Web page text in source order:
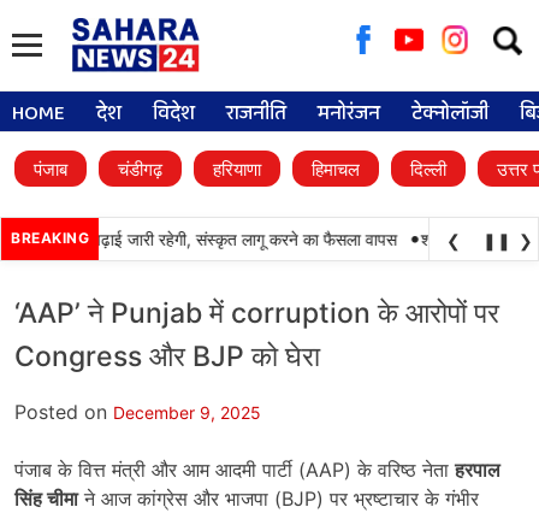
for:
HOME देश विदेश राजनीति मनोरंजन टेक्नोलॉजी
पंजाब चंडीगढ़ हरियाणा हिमाचल दिल्ली उत्तर
BREAKING
में पंजाबी की पढ़ाई जारी रहेगी, संस्कृत लागू करने का फैसला वापस • श्री गुरु हरिकृष्ण
❮ ❚❚ ❯
‘AAP’ ने Punjab में corruption के आरोपों पर
Congress और BJP को घेरा
Posted on December 9, 2025
पंजाब के वित्त मंत्री और आम आदमी पार्टी (AAP) के वरिष्ठ नेताहरपाल
सिंह चीमाने आज कांग्रेस और भाजपा (BJP) पर भ्रष्टाचार के गंभीर